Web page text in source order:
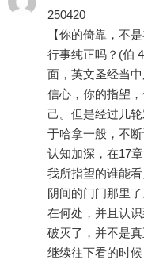
250420
【你的倚靠，不
行事纯正吗？(伯
面，英文圣经当
信心，你的指望
己。但是经过几
于哈拿一般，不
认知加深，在17
我所指望的谁能
阴间的门闩那里
在何处，并且认
破灭了，并不是真
继续往下看的时